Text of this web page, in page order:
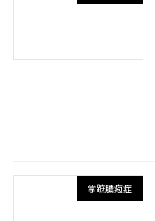
掌蹠膿疱症